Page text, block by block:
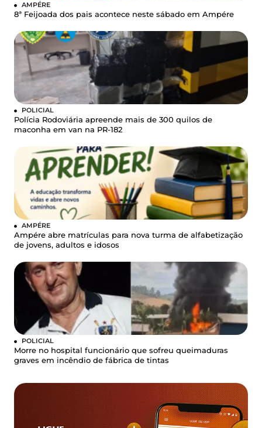
AMPÉRE
8ª Feijoada dos pais acontece neste sábado em Ampére
POLICIAL
Polícia Rodoviária apreende mais de 300 quilos de
maconha em van na PR-182
AMPÉRE
Ampére abre matrículas para nova turma de alfabetização
de jovens, adultos e idosos
POLICIAL
Morre no hospital funcionário que sofreu queimaduras
graves em incêndio de fábrica de tintas